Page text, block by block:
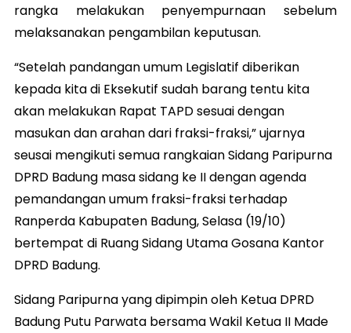
rangka melakukan penyempurnaan sebelum
melaksanakan pengambilan keputusan.
“Setelah pandangan umum Legislatif diberikan
kepada kita di Eksekutif sudah barang tentu kita
akan melakukan Rapat TAPD sesuai dengan
masukan dan arahan dari fraksi-fraksi,” ujarnya
seusai mengikuti semua rangkaian Sidang Paripurna
DPRD Badung masa sidang ke II dengan agenda
pemandangan umum fraksi-fraksi terhadap
Ranperda Kabupaten Badung, Selasa (19/10)
bertempat di Ruang Sidang Utama Gosana Kantor
DPRD Badung.
Sidang Paripurna yang dipimpin oleh Ketua DPRD
Badung Putu Parwata bersama Wakil Ketua II Made